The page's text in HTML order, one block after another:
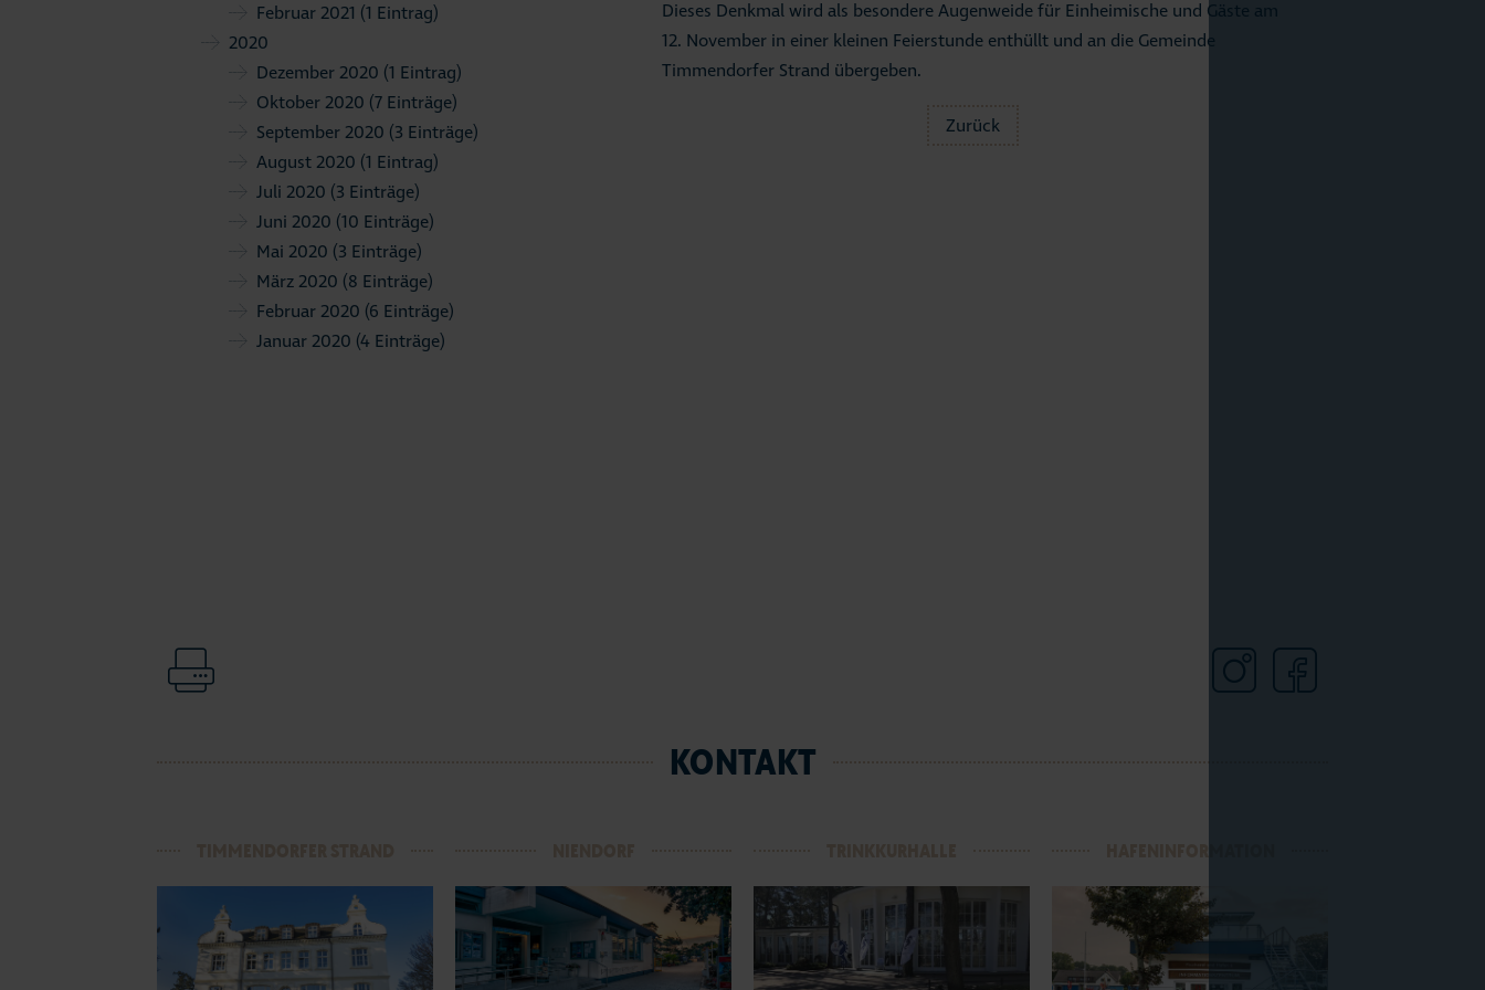
Februar 2021 (1 Eintrag)
2020
Dezember 2020 (1 Eintrag)
Oktober 2020 (7 Einträge)
September 2020 (3 Einträge)
August 2020 (1 Eintrag)
Juli 2020 (3 Einträge)
Juni 2020 (10 Einträge)
Mai 2020 (3 Einträge)
März 2020 (8 Einträge)
Februar 2020 (6 Einträge)
Januar 2020 (4 Einträge)
Dieses Denkmal wird als besondere Augenweide für Einheimische und Gäste am
12. November in einer kleinen Feierstunde enthüllt und an die Gemeinde
Timmendorfer Strand übergeben.
Zurück
KONTAKT